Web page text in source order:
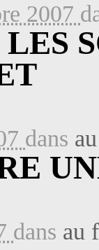
2007
dans
dans au